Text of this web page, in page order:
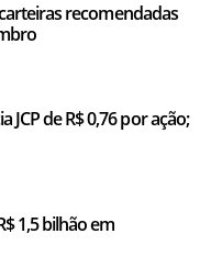
recomendadas
JCP de R$ 0,76 por ação;
1,5 bilhão em